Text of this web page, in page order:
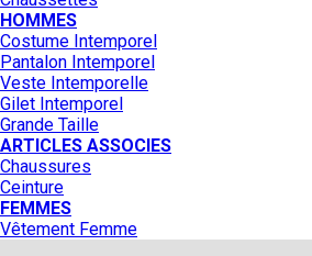
HOMMES
Costume Intemporel
Pantalon Intemporel
Veste Intemporelle
Gilet Intemporel
Grande Taille
ARTICLES ASSOCIES
Chaussures
Ceinture
FEMMES
Vêtement Femme